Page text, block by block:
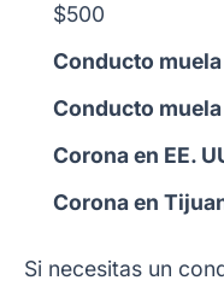
$500
Conducto muela
Conducto
Corona en EE.
Corona en
Si necesitas un